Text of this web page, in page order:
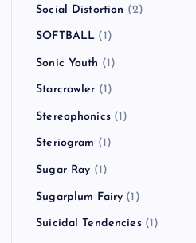
Social Distortion (2)
SOFTBALL (1)
Sonic Youth (1)
Starcrawler (1)
Stereophonics(1)
Steriogram (1)
Sugar Ray (1)
Sugarplum Fairy (1)
Suicidal Tendencies(1)